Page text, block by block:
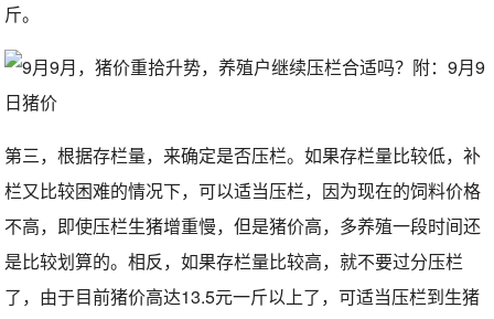
斤。
第三，根据存栏量，来确定是否压栏。如果存栏量比较低，补
栏又比较困难的情况下，可以适当压栏，因为现在的饲料价格
不高，即使压栏生猪增重慢，但是猪价高，多养殖一段时间还
是比较划算的。相反，如果存栏量比较高，就不要过分压栏
了，由于目前猪价高达13.5元一斤以上了，可适当压栏到生猪